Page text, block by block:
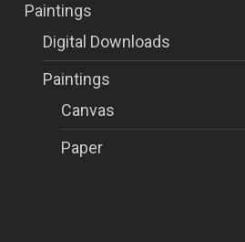
Paintings
Digital Downloads
Paintings
Canvas
Paper